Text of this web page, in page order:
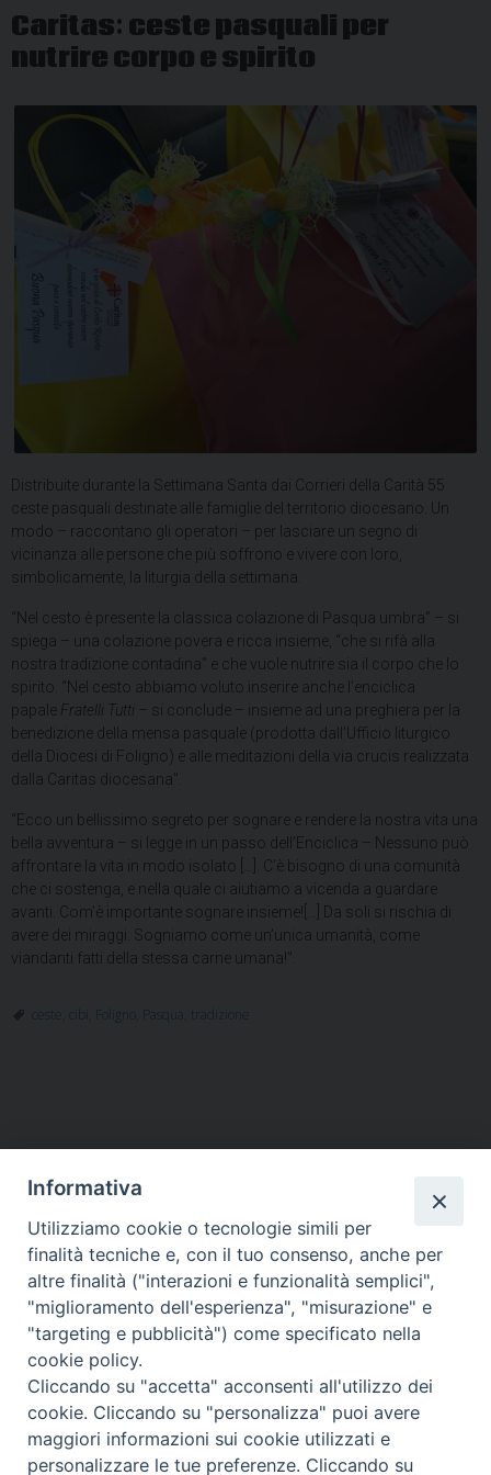
Caritas: ceste pasquali per
nutrire corpo e spirito
Distribuite durante la Settimana Santa dai Corrieri della Carità 55
ceste pasquali destinate alle famiglie del territorio diocesano. Un
modo – raccontano gli operatori – per lasciare un segno di
vicinanza alle persone che più soffrono e vivere con loro,
simbolicamente, la liturgia della settimana.
“Nel cesto è presente la classica colazione di Pasqua umbra” – si
spiega – una colazione povera e ricca insieme, “che si rifà alla
nostra tradizione contadina” e che vuole nutrire sia il corpo che lo
spirito. “Nel cesto abbiamo voluto inserire anche l’enciclica
papale Fratelli Tutti – si conclude – insieme ad una preghiera per la
benedizione della mensa pasquale (prodotta dall’Ufficio liturgico
della Diocesi di Foligno) e alle meditazioni della via crucis realizzata
dalla Caritas diocesana”.
“Ecco un bellissimo segreto per sognare e rendere la nostra vita una
bella avventura – si legge in un passo dell’Enciclica – Nessuno può
affrontare la vita in modo isolato […]. C’è bisogno di una comunità
che ci sostenga, e nella quale ci aiutiamo a vicenda a guardare
avanti. Com’è importante sognare insieme![…] Da soli si rischia di
avere dei miraggi. Sogniamo come un’unica umanità, come
viandanti fatti della stessa carne umana!”.
ceste cibi Foligno Pasqua tradizione
HOME VESCOVO ORARI MESSE
CURIA VESCOVILE
TUTELA MINORI
UFFICI PASTORALI PERSONE
VITA CONSACRATA
DOCUMENTI
CONTATTI
Copyright © 2018 Diocesi di Foligno /Curia . Piazza Mons. Faloci 3 - 06034
tel. 0742 350473 fax 0742 349021 email: info@diocesidifoligno.it . pec:
diocesidifoligno@pec.it
Informativa
Utilizziamo cookie o tecnologie simili per
finalità tecniche e, con il tuo consenso, anche per
altre finalità ("interazioni e funzionalità semplici",
"miglioramento dell'esperienza", "misurazione" e
"targeting e pubblicità") come specificato nella
cookie policy.
Cliccando su "accetta" acconsenti all'utilizzo dei
cookie. Cliccando su "personalizza" puoi avere
maggiori informazioni sui cookie utilizzati e
personalizzare le tue preferenze. Cliccando su